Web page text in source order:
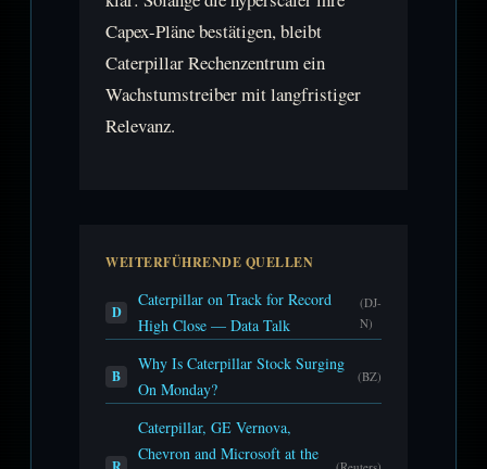
Capex-Pläne bestätigen, bleibt
Caterpillar Rechenzentrum ein
Wachstumstreiber mit langfristiger
Relevanz.
WEITERFÜHRENDE QUELLEN
D
Caterpillar on Track for Record
High Close — Data Talk
(DJ-
N)
B
Why Is Caterpillar Stock Surging
On Monday?
(BZ)
Caterpillar, GE Vernova,
Chevron and Microsoft at the